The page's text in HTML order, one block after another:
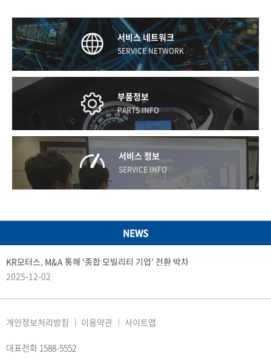
서비스 네트워크
SERVICE NETWORK
부품정보
PARTS INFO
서비스 정보
SERVICE INFO
NEWS
KR모터스, M&A 통해 ‘종합 모빌리티 기업’ 전환 박차
2025-12-02
개인정보처리방침 이용약관 사이트맵
대표전화 1588-5552